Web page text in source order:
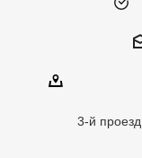
3-й